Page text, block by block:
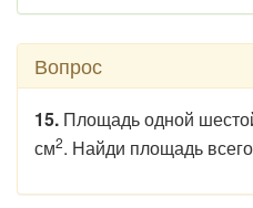
Вопрос
15. Площадь одной
см2. Найди площадь